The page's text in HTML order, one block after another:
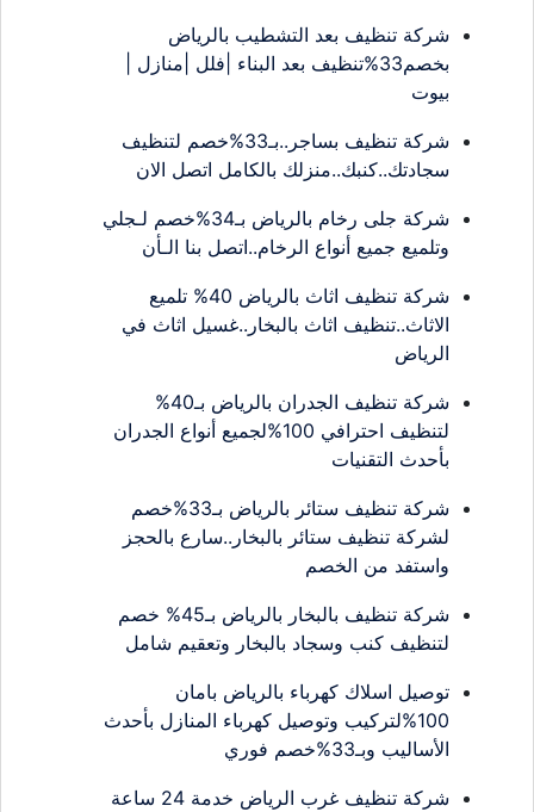
شركة تنظيف بعد التشطيب بالرياض
بخصم33%تنظيف بعد البناء |فلل |منازل |
بيوت
شركة تنظيف بساجر..بـ33%خصم لتنظيف
سجادتك..كنبك..منزلك بالكامل اتصل الان
شركة جلى رخام بالرياض بـ34%خصم لـجلي
وتلميع جميع أنواع الرخام..اتصل بنا الـأن
شركة تنظيف اثاث بالرياض 40% تلميع
الاثاث..تنظيف اثاث بالبخار..غسيل اثاث في
الرياض
شركة تنظيف الجدران بالرياض بـ40%
لتنظيف احترافي 100%لجميع أنواع الجدران
بأحدث التقنيات
شركة تنظيف ستائر بالرياض بـ33%خصم
لشركة تنظيف ستائر بالبخار..سارع بالحجز
واستفد من الخصم
شركة تنظيف بالبخار بالرياض بـ45% خصم
لتنظيف كنب وسجاد بالبخار وتعقيم شامل
توصيل اسلاك كهرباء بالرياض بامان
100%لتركيب وتوصيل كهرباء المنازل بأحدث
الأساليب وبـ33%خصم فوري
شركة تنظيف غرب الرياض خدمة 24 ساعة